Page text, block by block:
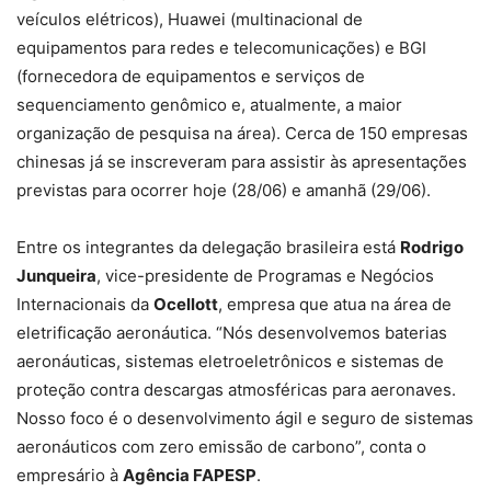
veículos elétricos), Huawei (multinacional de
equipamentos para redes e telecomunicações) e BGI
(fornecedora de equipamentos e serviços de
sequenciamento genômico e, atualmente, a maior
organização de pesquisa na área). Cerca de 150 empresas
chinesas já se inscreveram para assistir às apresentações
previstas para ocorrer hoje (28/06) e amanhã (29/06).
Entre os integrantes da delegação brasileira está Rodrigo
Junqueira, vice-presidente de Programas e Negócios
Internacionais da Ocellott, empresa que atua na área de
eletrificação aeronáutica. “Nós desenvolvemos baterias
aeronáuticas, sistemas eletroeletrônicos e sistemas de
proteção contra descargas atmosféricas para aeronaves.
Nosso foco é o desenvolvimento ágil e seguro de sistemas
aeronáuticos com zero emissão de carbono”, conta o
empresário à Agência FAPESP.